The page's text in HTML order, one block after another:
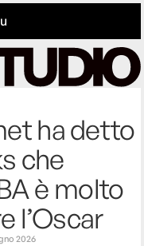
ha detto
che
è molto
l’Oscar
2026